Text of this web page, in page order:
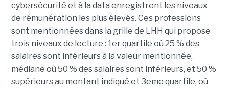
cybersécurité et à la data enregistrent les niveaux
de rémunération les plus élevés. Ces professions
sont mentionnées dans la grille de LHH qui propose
trois niveaux de lecture : 1er quartile où 25 % des
salaires sont inférieurs à la valeur mentionnée,
médiane où 50 % des salaires sont inférieurs, et 50 %
supérieurs au montant indiqué et 3eme quartile, où